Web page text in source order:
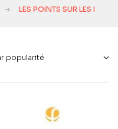
LES POINTS SUR LES I